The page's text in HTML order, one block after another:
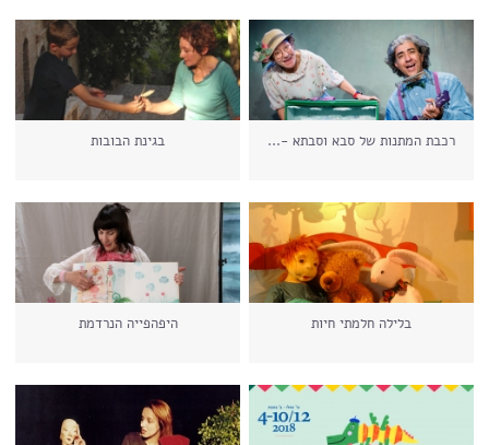
רכבת המתנות של סבא וסבתא -... בגינת הבובות
בלילה חלמתי חיות היפהפייה הנרדמת